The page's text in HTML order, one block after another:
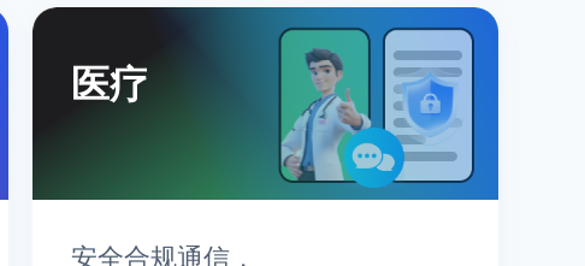
医疗
安全合规通信，